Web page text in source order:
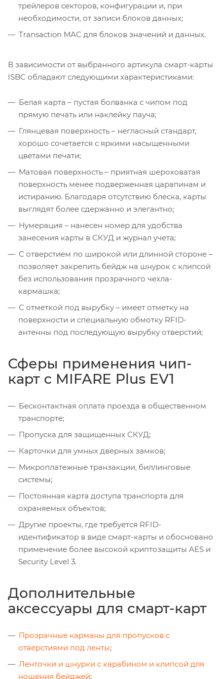
трейлеров секторов, конфигурации и, при
необходимости, от записи блоков данных;
Transaction MAC для блоков значений и данных.
В зависимости от выбранного артикула смарт-карты
ISBC обладают следующими характеристиками:
Белая карта – пустая болванка с чипом под
прямую печать или наклейку пауча;
Глянцевая поверхность – негласный стандарт,
хорошо сочетается с яркими насыщенными
цветами печати;
Матовая поверхность – приятная шероховатая
поверхность менее подверженная царапинам и
истиранию. Благодаря отсутствию блеска, карты
выглядят более сдержанно и элегантно;
Нумерация – нанесен номер для удобства
занесения карты в СКУД и журнал учета;
С отверстием по широкой или длинной стороне –
позволяет закрепить бейдж на шнурок с клипсой
без использования прозрачного чехла-
кармашка;
С отметкой под вырубку – имеет отметку на
поверхности и специальную обмотку RFID-
антенны под последующую вырубку отверстий;
Сферы применения чип-
карт с MIFARE Plus EV1
Бесконтактная оплата проезда в общественном
транспорте;
Пропуска для защищенных СКУД;
Карточки для умных дверных замков;
Микроплатежные транзакции, биллинговые
системы;
Постоянная карта доступа транспорта для
охраняемых объектов;
Другие проекты, где требуется RFID-
идентификатор в виде смарт-карты и обосновано
применение более высокой криптозащиты AES и
Security Level 3.
Дополнительные
аксессуары для смарт-карт
Прозрачные карманы для пропусков с
отверстиями под ленты;
Ленточки и шнурки с карабином и клипсой для
ношения бейджей;